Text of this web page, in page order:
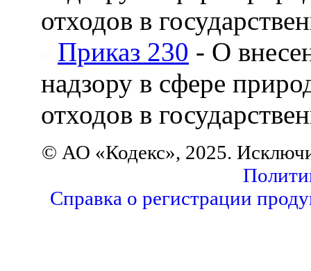
отходов в
Приказ 230 - О
надзору в сфере
отходов в
© АО «Кодекс», 2025.
Справка о регистрации